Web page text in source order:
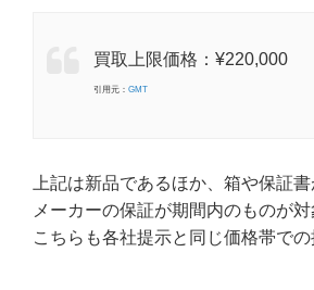
買取上限価格：¥220,000
引用元： GMT
上記は新品であるほか、箱や保証書
メーカーの保証が期間内のものが対
こちらも各社提示と同じ価格帯での